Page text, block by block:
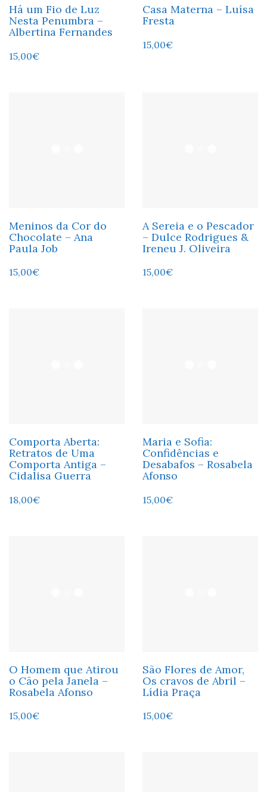
Há um Fio de Luz
Nesta Penumbra –
Albertina Fernandes
15,00€
Casa Materna – Luísa
Fresta
15,00€
Meninos da Cor do
Chocolate – Ana
Paula Job
15,00€
A Sereia e o Pescador
– Dulce Rodrigues &
Ireneu J. Oliveira
15,00€
Comporta Aberta:
Retratos de Uma
Comporta Antiga –
Cidalisa Guerra
18,00€
Maria e Sofia:
Confidências e
Desabafos – Rosabela
Afonso
15,00€
O Homem que Atirou
o Cão pela Janela –
Rosabela Afonso
15,00€
São Flores de Amor,
Os cravos de Abril –
Lídia Praça
15,00€